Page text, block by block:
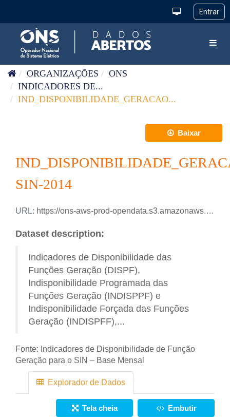
ORGANIZAÇÕES
ONS
INDICADORES DE...
IND_DISPONIBILIDADE_GERACAO...
Baixar
SIN-2014
URL: https://ons-aws-prod-opendata.s3.amazonaws.com/dataset/ind-disponibilidade-geracao-sin/IND_DISPONIBILIDADE_GERACAO_2014.csv
Dataset description:
Indicadores de Disponibilidade das
Funções Geração (DISPF),
Indisponibilidade Programada das
Funções Geração (INDISPPF) e
Indisponibilidade Forçada das Funções
Geração (INDISPFF),...
Fonte: Indicadores de Disponibilidade de Função
Geração para o SIN – Base Mensal
Explorador de Dados
Tela cheia Embutir